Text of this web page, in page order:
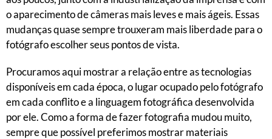
o aparecimento de câmeras mais leves e mais ágeis. Essas
mudanças quase sempre trouxeram mais liberdade para o
fotógrafo escolher seus pontos de vista.
Procuramos aqui mostrar a relação entre as tecnologias
disponíveis em cada época, o lugar ocupado pelo fotógrafo
em cada conflito e a linguagem fotográfica desenvolvida
por ele. Como a forma de fazer fotografia mudou muito,
sempre que possível preferimos mostrar materiais